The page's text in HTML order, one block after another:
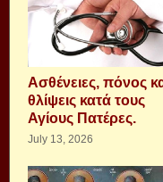
Aσθένειες, πόνος
θλίψεις κατά τους
Αγίους Πατέρες.
July 13, 2026